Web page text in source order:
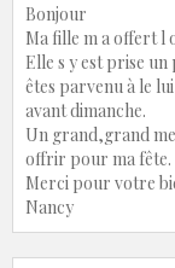
Bonjour
Ma fille m a offert l
Elle s y est prise
êtes parvenu à le
avant dimanche.
Un grand,grand
offrir pour ma fête.
Merci pour votre
Nancy